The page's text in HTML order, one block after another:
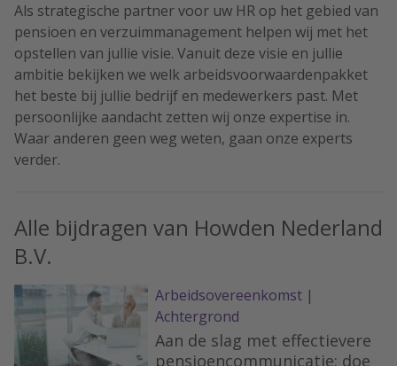
Als strategische partner voor uw HR op het gebied van
pensioen en verzuimmanagement helpen wij met het
opstellen van jullie visie. Vanuit deze visie en jullie
ambitie bekijken we welk arbeidsvoorwaardenpakket
het beste bij jullie bedrijf en medewerkers past. Met
persoonlijke aandacht zetten wij onze expertise in.
Waar anderen geen weg weten, gaan onze experts
verder.
Alle bijdragen van Howden Nederland
B.V.
Arbeidsovereenkomst |
Achtergrond
Aan de slag met effectievere
pensioencommunicatie: doe